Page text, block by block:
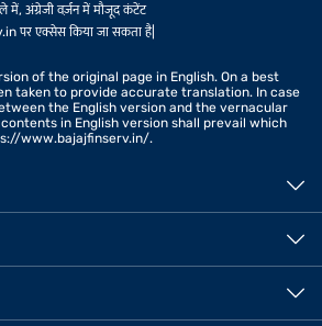
में, अंग्रेजी वर्ज़न में मौजूद कंटेंट
एक्सेस किया जा सकता है|
of the original page in English. On a best
taken to provide accurate translation. In case
the English version and the vernacular
in English version shall prevail which
www.bajajfinserv.in/.